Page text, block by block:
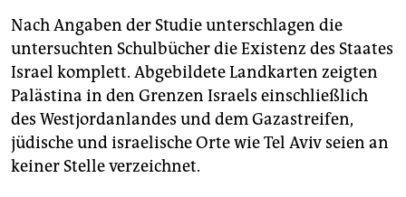
Nach Angaben der Studie unterschlagen die
untersuchten Schulbücher die Existenz des Staates
Israel komplett. Abgebildete Landkarten zeigten
Palästina in den Grenzen Israels einschließlich
des Westjordanlandes und dem Gazastreifen,
jüdische und israelische Orte wie Tel Aviv seien an
keiner Stelle verzeichnet.